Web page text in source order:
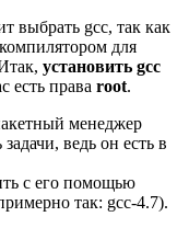
выбрать gcc, так как
для
установить gcc
есть права root.
менеджер
ведь он есть в
с его помощью
так: gcc-4.7).